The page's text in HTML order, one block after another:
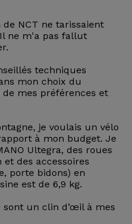
NCT ne tarissaient
ne m'a pas fallut
techniques
mon choix du
de mes préférences et
je voulais un vélo
à mon budget. Je
Ultegra, des roues
et des accessoires
porte bidons) en
est de 6,9 kg.
un clin d’œil à mes